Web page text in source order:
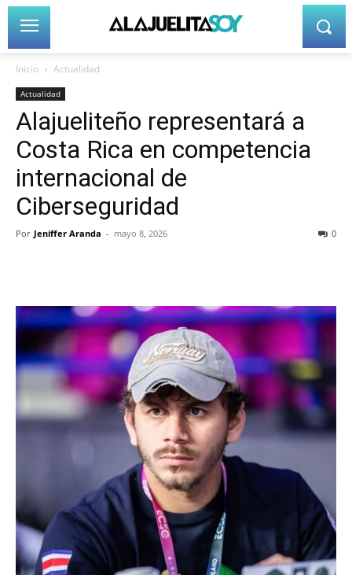
Inicio Actualidad
Actualidad
Alajueliteño representará a
Costa Rica en competencia
internacional de
Ciberseguridad
Por Jeniffer Aranda - mayo 8, 2026 0